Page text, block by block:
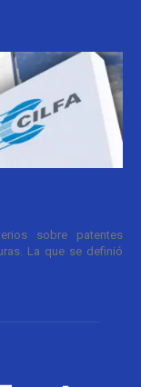
sobre patentes
La que se definió